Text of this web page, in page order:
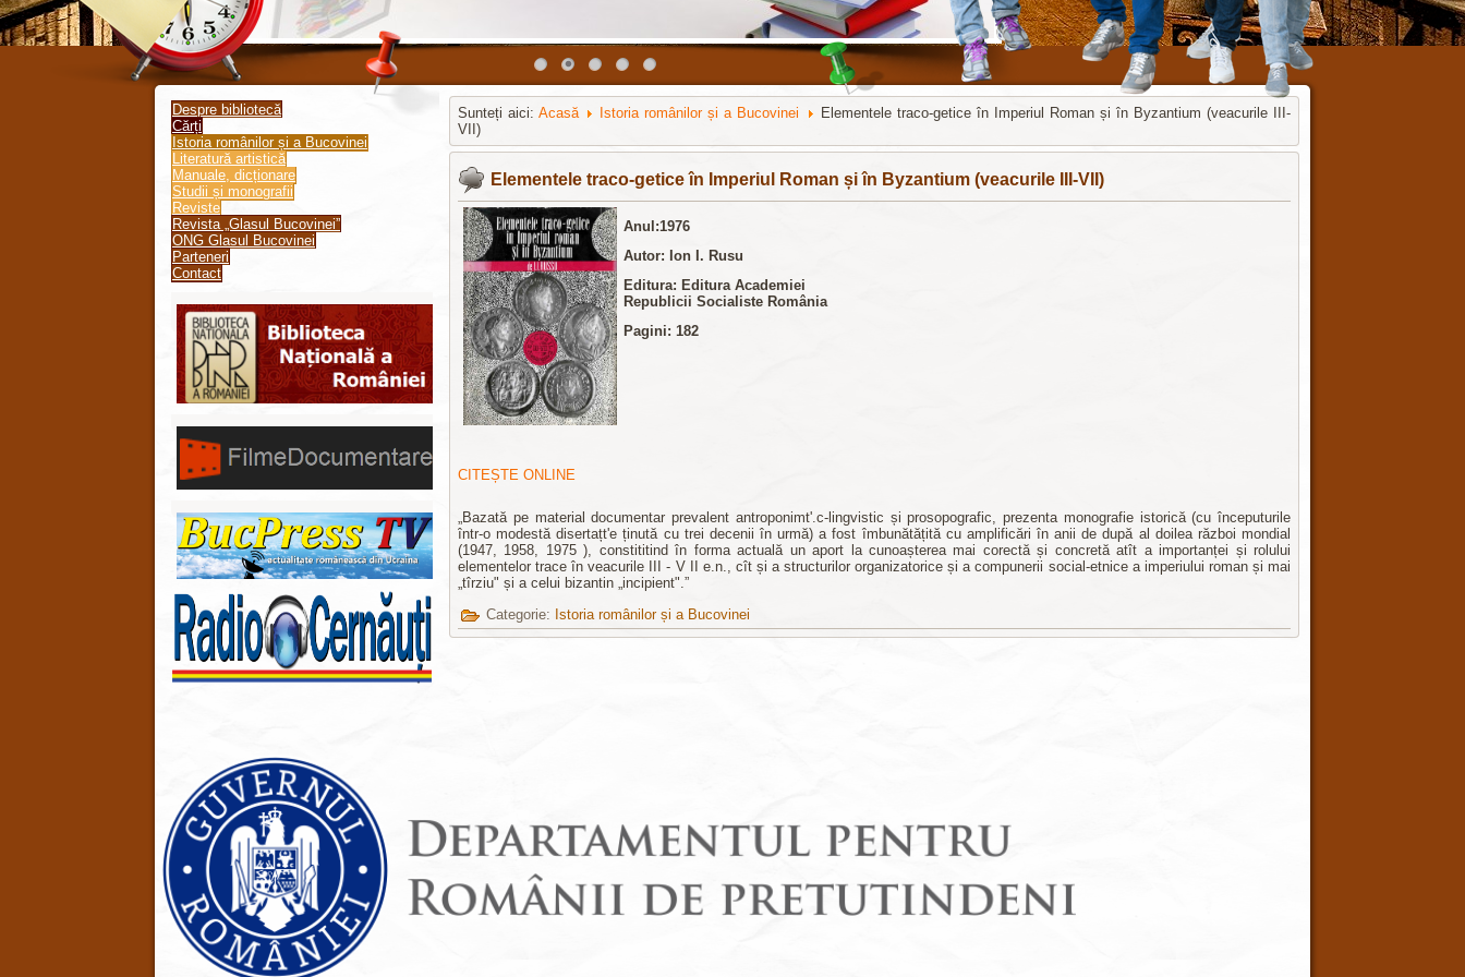
Despre bibliotecă
Cărți
Istoria românilor și a Bucovinei
Literatură artistică
Manuale, dicționare
Studii și monografii
Reviste
Revista „Glasul Bucovinei”
ONG Glasul Bucovinei
Parteneri
Contact
Sunteți aici:Acasă Istoria românilor și a Bucovinei
Elementele traco-getice în Imperiul Roman și în Byzantium (veacurile III-
VII)
Статьи и обзоры
Elementele traco-getice în Imperiul Roman și în Byzantium (veacurile III-VII)
Anul:1976
Autor: Ion I. Rusu
Editura: Editura Academiei
Republicii Socialiste România
Pagini: 182
CITEȘTE ONLINE
„Bazată pe material documentar prevalent antroponimt'.c-lingvistic și prosopografic, prezenta monografie istorică (cu începuturile
într-o modestă disertațt'e ținută cu trei decenii în urmă) a fost îmbunătățită cu amplificări în anii de după al doilea război mondial
(1947, 1958, 1975 ), constititind în forma actuală un aport la cunoașterea mai corectă și concretă atît a importanței și rolului
elementelor trace în veacurile III - V II e.n., cît și a structurilor organizatorice și a compunerii social-etnice a imperiului roman și mai
„tîrziu" și a celui bizantin „incipient".”
Categorie: Istoria românilor și a Bucovinei